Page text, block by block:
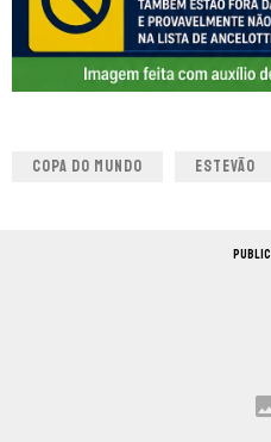
COPA DO MUNDO ESTEVÃO